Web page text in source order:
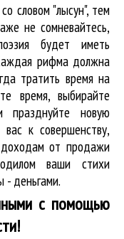
словом "лысун", тем
не сомневайтесь,
будет иметь
рифма должна
тратить время на
время, выбирайте
новую
к совершенству,
доходам от продажи
ваши стихи
- деньгами.
с помощью